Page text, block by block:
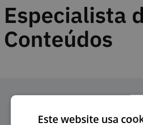
Especialista
Conteúdos
Este website usa